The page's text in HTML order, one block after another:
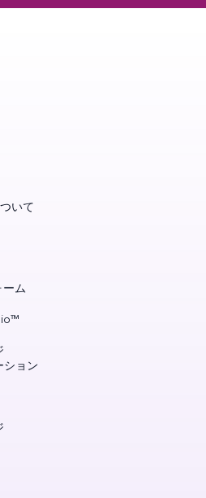
いて
ム
ション